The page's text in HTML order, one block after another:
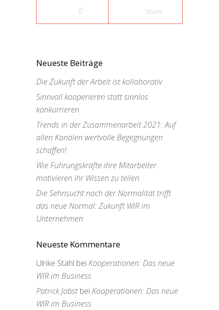
0 Share
Neueste Beiträge
Die Zukunft der Arbeit ist kollaborativ
Sinnvoll kooperieren statt sinnlos
konkurrieren
Trends in der Zusammenarbeit 2021: Auf
allen Kanälen wertvolle Begegnungen
schaffen!
Wie Führungskräfte ihre Mitarbeiter
motivieren ihr Wissen zu teilen
Die Sehnsucht nach der Normalität trifft
das neue Normal: Zukunft WIR im
Unternehmen
Neueste Kommentare
Ulrike Stahl beiKooperationen: Das neue
WIR im Business
Patrick JobstbeiKooperationen: Das neue
WIR im Business